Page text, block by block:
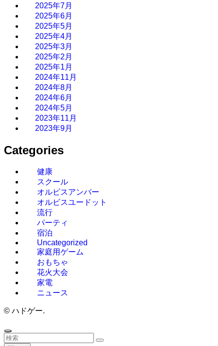
2025年7月
2025年6月
2025年5月
2025年4月
2025年3月
2025年2月
2025年1月
2024年11月
2024年8月
2024年6月
2024年5月
2023年11月
2023年9月
Categories
健康
スクール
オルビスアンバー
オルビスユードット
流行
パーティ
宿泊
Uncategorized
家庭用ゲーム
おもちゃ
花火大会
家電
ニュース
© ハドゲー.